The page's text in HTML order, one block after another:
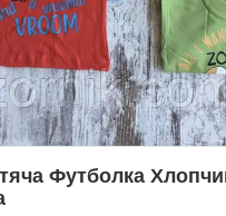
Футболка